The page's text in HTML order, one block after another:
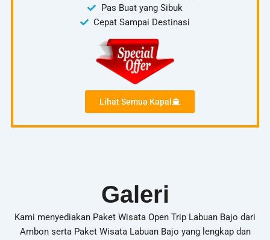
Pas Buat yang Sibuk
Cepat Sampai Destinasi
Lihat Semua Kapal
Galeri
Kami menyediakan Paket Wisata Open Trip Labuan Bajo dari
Ambon serta Paket Wisata Labuan Bajo yang lengkap dan